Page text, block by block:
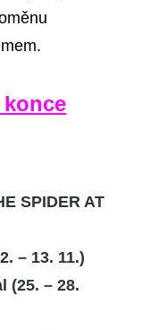
konce
SPIDER AT
– 13. 11.)
(25. – 28.